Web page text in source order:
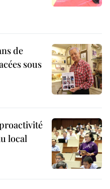
de
sous
local